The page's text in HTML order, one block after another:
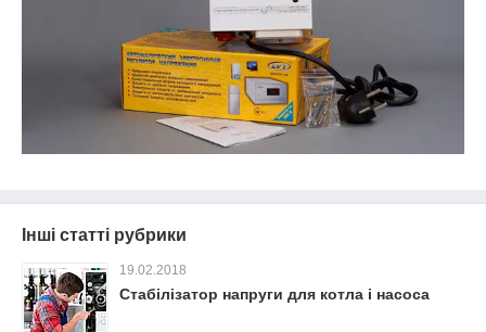
Інші статті рубрики
19.02.2018
Стабілізатор напруги для котла і насоса